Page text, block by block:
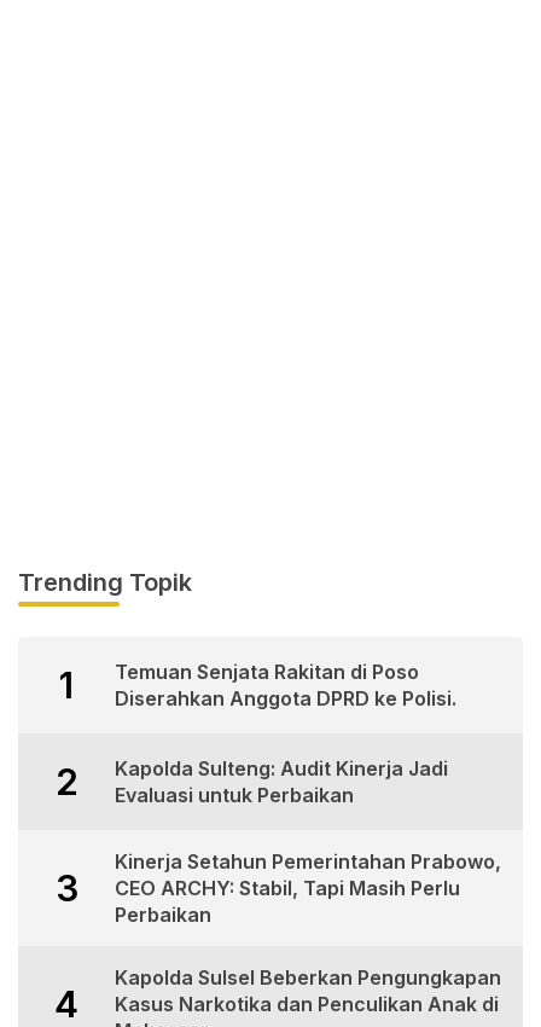
Trending Topik
1
Temuan Senjata Rakitan di Poso
Diserahkan Anggota DPRD ke Polisi.
2
Kapolda Sulteng: Audit Kinerja Jadi
Evaluasi untuk Perbaikan
3
Kinerja Setahun Pemerintahan Prabowo,
CEO ARCHY: Stabil, Tapi Masih Perlu
Perbaikan
4
Kapolda Sulsel Beberkan Pengungkapan
Kasus Narkotika dan Penculikan Anak di